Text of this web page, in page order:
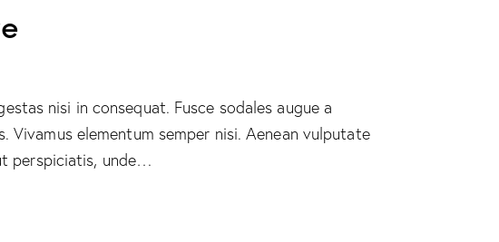
nisi in consequat. Fusce sodales augue a
elementum semper nisi. Aenean vulputate
perspiciatis, unde…